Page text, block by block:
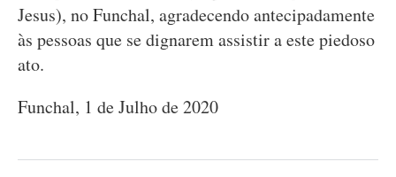
Jesus), no Funchal, agradecendo antecipadamente
às pessoas que se dignarem assistir a este piedoso
ato.
Funchal, 1 de Julho de 2020